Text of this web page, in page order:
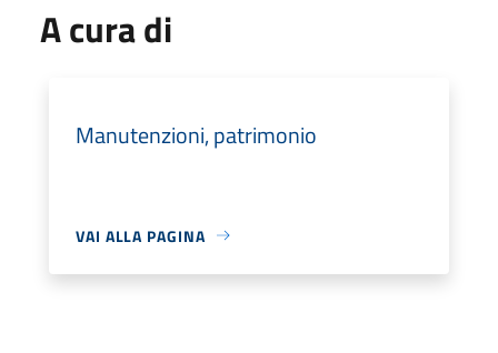
A cura di
Manutenzioni, patrimonio
VAI ALLA PAGINA